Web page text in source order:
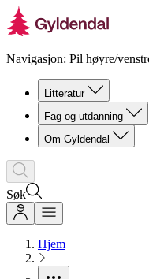
Navigasjon: Pil høyre/
Litteratur
Fag og utdanning
Om Gyldendal
Søk
Hjem